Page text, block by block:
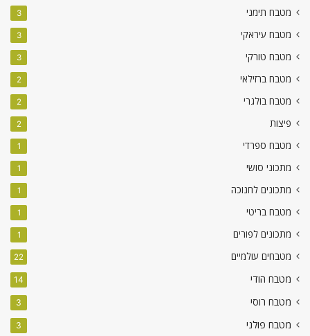
מטבח תימני 3
מטבח עיראקי 3
מטבח טורקי 3
מטבח ברזילאי 2
מטבח בולגרי 2
פיצות 2
מטבח ספרדי 1
מתכוני סושי 1
מתכונים לחנוכה 1
מטבח בריטי 1
מתכונים לפורים 1
מטבחים עולמיים 22
מטבח הודי 14
מטבח רוסי 3
מטבח פולני 3